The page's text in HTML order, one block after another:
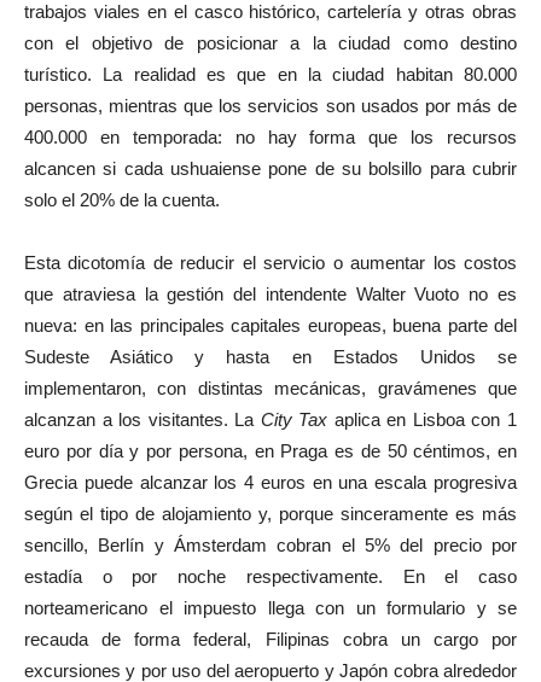
trabajos viales en el casco histórico, cartelería y otras obras
con el objetivo de posicionar a la ciudad como destino
turístico. La realidad es que en la ciudad habitan 80.000
personas, mientras que los servicios son usados por más de
400.000 en temporada: no hay forma que los recursos
alcancen si cada ushuaiense pone de su bolsillo para cubrir
solo el 20% de la cuenta.
Esta dicotomía de reducir el servicio o aumentar los costos
que atraviesa la gestión del intendente Walter Vuoto no es
nueva: en las principales capitales europeas, buena parte del
Sudeste Asiático y hasta en Estados Unidos se
implementaron, con distintas mecánicas, gravámenes que
alcanzan a los visitantes. La City Tax aplica en Lisboa con 1
euro por día y por persona, en Praga es de 50 céntimos, en
Grecia puede alcanzar los 4 euros en una escala progresiva
según el tipo de alojamiento y, porque sinceramente es más
sencillo, Berlín y Ámsterdam cobran el 5% del precio por
estadía o por noche respectivamente. En el caso
norteamericano el impuesto llega con un formulario y se
recauda de forma federal, Filipinas cobra un cargo por
excursiones y por uso del aeropuerto y Japón cobra alrededor